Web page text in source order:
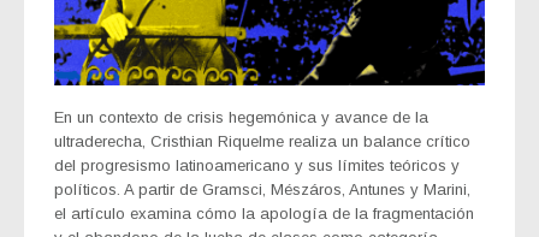
En un contexto de crisis hegemónica y avance de la
ultraderecha, Cristhian Riquelme realiza un balance crítico
del progresismo latinoamericano y sus límites teóricos y
políticos. A partir de Gramsci, Mészáros, Antunes y Marini,
el artículo examina cómo la apología de la fragmentación